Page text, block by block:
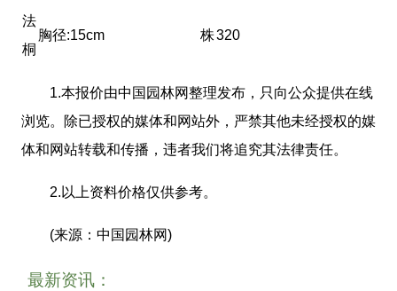
法
桐
胸径:15cm 株320
1.本报价由中国园林网整理发布，只向公众提供在线
浏览。除已授权的媒体和网站外，严禁其他未经授权的媒
体和网站转载和传播，违者我们将追究其法律责任。
2.以上资料价格仅供参考。
(来源：中国园林网)
最新资讯：